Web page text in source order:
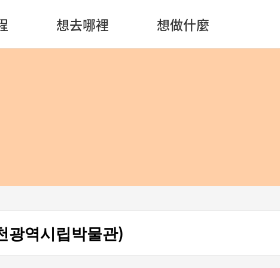
想去哪裡 想做什麼
광역시립박물관)